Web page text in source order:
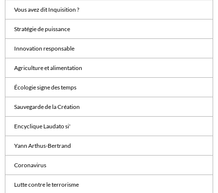
Vous avez dit Inquisition ?
Stratégie de puissance
Innovation responsable
Agriculture et alimentation
Écologie signe des temps
Sauvegarde de la Création
Encyclique Laudato si'
Yann Arthus-Bertrand
Coronavirus
Lutte contre le terrorisme